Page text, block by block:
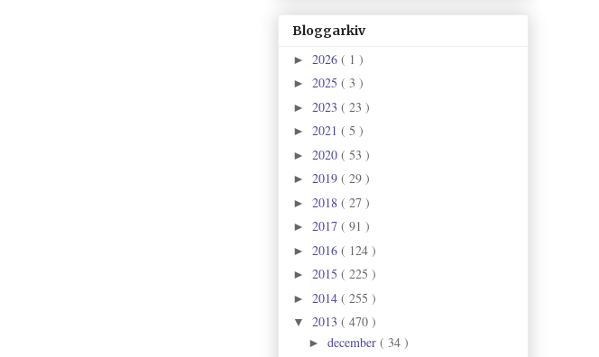
Bloggarkiv
► 2026 ( 1 )
► 2025 ( 3 )
► 2023 ( 23 )
► 2021 ( 5 )
► 2020 ( 53 )
► 2019 ( 29 )
► 2018 ( 27 )
► 2017 ( 91 )
► 2016 ( 124 )
► 2015 ( 225 )
► 2014 ( 255 )
▼ 2013 ( 470 )
► december ( 34 )